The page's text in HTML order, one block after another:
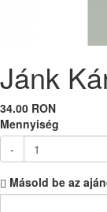
Jánk
34.00 RON
Mennyiség
-
Másold be az